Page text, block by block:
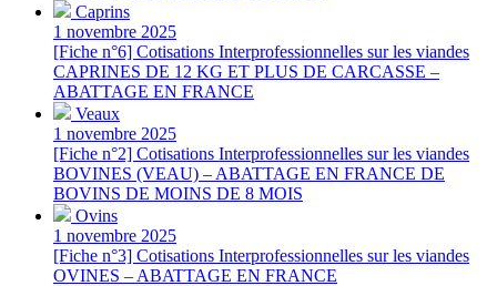
Caprins
1 novembre 2025
[Fiche n°6] Cotisations Interprofessionnelles sur les viandes
CAPRINES DE 12 KG ET PLUS DE CARCASSE –
ABATTAGE EN FRANCE
Veaux
1 novembre 2025
[Fiche n°2] Cotisations Interprofessionnelles sur les viandes
BOVINES (VEAU) – ABATTAGE EN FRANCE DE
BOVINS DE MOINS DE 8 MOIS
Ovins
1 novembre 2025
[Fiche n°3] Cotisations Interprofessionnelles sur les viandes
OVINES – ABATTAGE EN FRANCE